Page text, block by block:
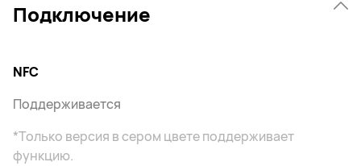
Подключение
NFC
Поддерживается
*Только версия в сером цвете поддерживает
функцию.